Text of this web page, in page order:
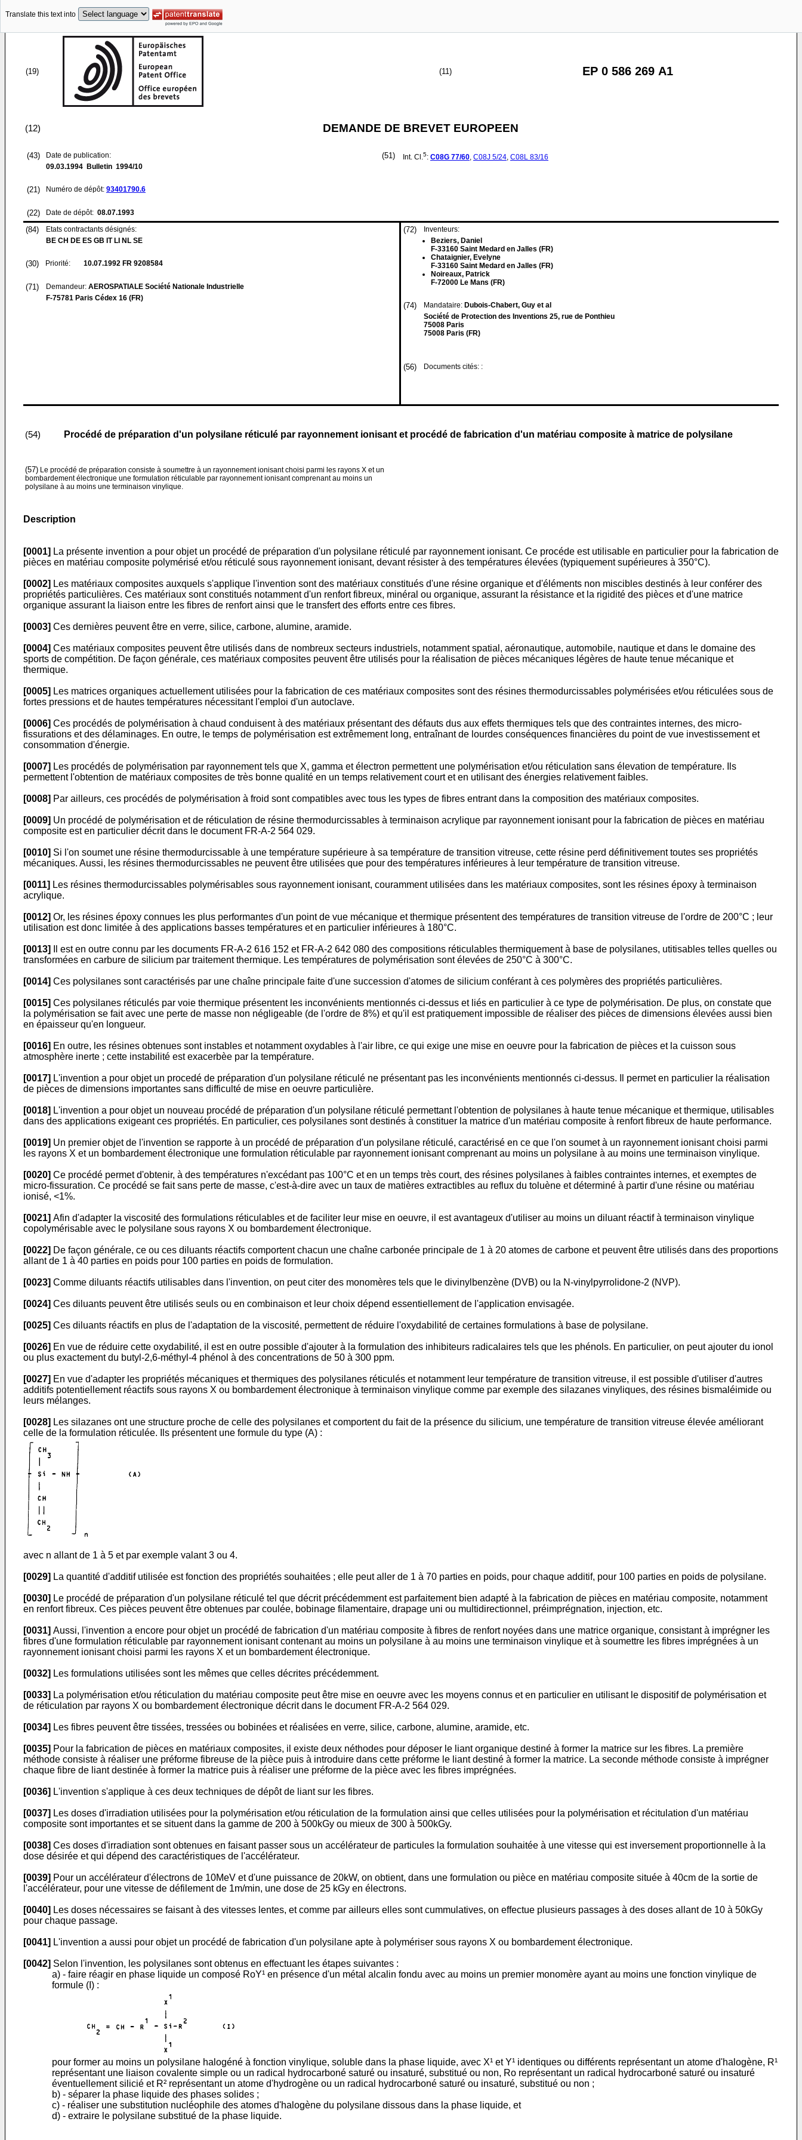
Translate this text into
(19) (11) EP 0 586 269 A1
(12) DEMANDE DE BREVET EUROPEEN
(43)
Date de publication:
09.03.1994 Bulletin 1994/10
(21) Numéro de dépôt: 93401790.6
(22) Date de dépôt: 08.07.1993
(51) Int. Cl.5: C08G 77/60, C08J 5/24, C08L 83/16
(84)
Etats contractants désignés:
BE CH DE ES GB IT LI NL SE
(30) Priorité: 10.07.1992 FR 9208584
(71) Demandeur: AEROSPATIALE Société Nationale Industrielle
F-75781 Paris Cédex 16 (FR)
(72)
Inventeurs:
Beziers, Daniel
F-33160 Saint Medard en Jalles (FR)
Chataignier, Evelyne
F-33160 Saint Medard en Jalles (FR)
Noireaux, Patrick
F-72000 Le Mans (FR)
(74) Mandataire: Dubois-Chabert, Guy et al
Société de Protection des Inventions 25, rue de Ponthieu
75008 Paris
75008 Paris (FR)
(56) Documents cités: :
(54) Procédé de préparation d'un polysilane réticulé par rayonnement ionisant et procédé de fabrication d'un matériau composite à matrice de polysilane
(57) Le procédé de préparation consiste à soumettre à un rayonnement ionisant choisi parmi les rayons X et un
bombardement électronique une formulation réticulable par rayonnement ionisant comprenant au moins un
polysilane à au moins une terminaison vinylique.
Description
[0001] La présente invention a pour objet un procédé de préparation d'un polysilane réticulé par rayonnement ionisant. Ce procéde est utilisable en particulier pour la fabrication de
pièces en matériau composite polymérisé et/ou réticulé sous rayonnement ionisant, devant résister à des températures élevées (typiquement supérieures à 350°C).
[0002] Les matériaux composites auxquels s'applique l'invention sont des matériaux constitués d'une résine organique et d'éléments non miscibles destinés à leur conférer des
propriétés particulières. Ces matériaux sont constitués notamment d'un renfort fibreux, minéral ou organique, assurant la résistance et la rigidité des pièces et d'une matrice
organique assurant la liaison entre les fibres de renfort ainsi que le transfert des efforts entre ces fibres.
[0003] Ces dernières peuvent être en verre, silice, carbone, alumine, aramide.
[0004] Ces matériaux composites peuvent être utilisés dans de nombreux secteurs industriels, notamment spatial, aéronautique, automobile, nautique et dans le domaine des
sports de compétition. De façon générale, ces matériaux composites peuvent être utilisés pour la réalisation de pièces mécaniques légères de haute tenue mécanique et
thermique.
[0005] Les matrices organiques actuellement utilisées pour la fabrication de ces matériaux composites sont des résines thermodurcissables polymérisées et/ou réticulées sous de
fortes pressions et de hautes températures nécessitant l'emploi d'un autoclave.
[0006] Ces procédés de polymérisation à chaud conduisent à des matériaux présentant des défauts dus aux effets thermiques tels que des contraintes internes, des micro-
fissurations et des délaminages. En outre, le temps de polymérisation est extrêmement long, entraînant de lourdes conséquences financières du point de vue investissement et
consommation d'énergie.
[0007] Les procédés de polymérisation par rayonnement tels que X, gamma et électron permettent une polymérisation et/ou réticulation sans élevation de température. Ils
permettent l'obtention de matériaux composites de très bonne qualité en un temps relativement court et en utilisant des énergies relativement faibles.
[0008] Par ailleurs, ces procédés de polymérisation à froid sont compatibles avec tous les types de fibres entrant dans la composition des matériaux composites.
[0009] Un procédé de polymérisation et de réticulation de résine thermodurcissables à terminaison acrylique par rayonnement ionisant pour la fabrication de pièces en matériau
composite est en particulier décrit dans le document FR-A-2 564 029.
[0010] Si l'on soumet une résine thermodurcissable à une température supérieure à sa température de transition vitreuse, cette résine perd définitivement toutes ses propriétés
mécaniques. Aussi, les résines thermodurcissables ne peuvent être utilisées que pour des températures inférieures à leur température de transition vitreuse.
[0011] Les résines thermodurcissables polymérisables sous rayonnement ionisant, couramment utilisées dans les matériaux composites, sont les résines époxy à terminaison
acrylique.
[0012] Or, les résines époxy connues les plus performantes d'un point de vue mécanique et thermique présentent des températures de transition vitreuse de l'ordre de 200°C ; leur
utilisation est donc limitée à des applications basses températures et en particulier inférieures à 180°C.
[0013]
Il est en outre connu par les documents FR-A-2 616 152 et FR-A-2 642 080 des compositions réticulables thermiquement à base de polysilanes, utitisables telles quelles ou
transformées en carbure de silicium par traitement thermique. Les températures de polymérisation sont élevées de 250°C à 300°C.
[0014] Ces polysilanes sont caractérisés par une chaîne principale faite d'une succession d'atomes de silicium conférant à ces polymères des propriétés particulières.
[0015] Ces polysilanes réticulés par voie thermique présentent les inconvénients mentionnés ci-dessus et liés en particulier à ce type de polymérisation. De plus, on constate que
la polymérisation se fait avec une perte de masse non négligeable (de l'ordre de 8%) et qu'il est pratiquement impossible de réaliser des pièces de dimensions élevées aussi bien
en épaisseur qu'en longueur.
[0016] En outre, les résines obtenues sont instables et notamment oxydables à l'air libre, ce qui exige une mise en oeuvre pour la fabrication de pièces et la cuisson sous
atmosphère inerte ; cette instabilité est exacerbèe par la température.
[0017] L'invention a pour objet un procedé de préparation d'un polysilane réticulé ne présentant pas les inconvénients mentionnés ci-dessus. Il permet en particulier la réalisation
de pièces de dimensions importantes sans difficulté de mise en oeuvre particulière.
[0018] L'invention a pour objet un nouveau procédé de préparation d'un polysilane réticulé permettant l'obtention de polysilanes à haute tenue mécanique et thermique, utilisables
dans des applications exigeant ces propriétés. En particulier, ces polysilanes sont destinés à constituer la matrice d'un matériau composite à renfort fibreux de haute performance.
[0019] Un premier objet de l'invention se rapporte à un procédé de préparation d'un polysilane réticulé, caractérisé en ce que l'on soumet à un rayonnement ionisant choisi parmi
les rayons X et un bombardement électronique une formulation réticulable par rayonnement ionisant comprenant au moins un polysilane à au moins une terminaison vinylique.
[0020] Ce procédé permet d'obtenir, à des températures n'excédant pas 100°C et en un temps très court, des résines polysilanes à faibles contraintes internes, et exemptes de
micro-fissuration. Ce procédé se fait sans perte de masse, c'est-à-dire avec un taux de matières extractibles au reflux du toluène et déterminé à partir d'une résine ou matériau
ionisé, <1%.
[0021] Afin d'adapter la viscosité des formulations réticulables et de faciliter leur mise en oeuvre, il est avantageux d'utiliser au moins un diluant réactif à terminaison vinylique
copolymérisable avec le polysilane sous rayons X ou bombardement électronique.
[0022] De façon générale, ce ou ces diluants réactifs comportent chacun une chaîne carbonée principale de 1 à 20 atomes de carbone et peuvent être utilisés dans des proportions
allant de 1 à 40 parties en poids pour 100 parties en poids de formulation.
[0023] Comme diluants réactifs utilisables dans l'invention, on peut citer des monomères tels que le divinylbenzène (DVB) ou la N-vinylpyrrolidone-2 (NVP).
[0024] Ces diluants peuvent être utilisés seuls ou en combinaison et leur choix dépend essentiellement de l'application envisagée.
[0025] Ces diluants réactifs en plus de l'adaptation de la viscosité, permettent de réduire l'oxydabilité de certaines formulations à base de polysilane.
[0026] En vue de réduire cette oxydabilité, il est en outre possible d'ajouter à la formulation des inhibiteurs radicalaires tels que les phénols. En particulier, on peut ajouter du ionol
ou plus exactement du butyl-2,6-méthyl-4 phénol à des concentrations de 50 à 300 ppm.
[0027] En vue d'adapter les propriétés mécaniques et thermiques des polysilanes réticulés et notamment leur température de transition vitreuse, il est possible d'utiliser d'autres
additifs potentiellement réactifs sous rayons X ou bombardement électronique à terminaison vinylique comme par exemple des silazanes vinyliques, des résines bismaléimide ou
leurs mélanges.
[0028] Les silazanes ont une structure proche de celle des polysilanes et comportent du fait de la présence du silicium, une température de transition vitreuse élevée améliorant
celle de la formulation réticulée. Ils présentent une formule du type (A) :
avec n allant de 1 à 5 et par exemple valant 3 ou 4.
[0029] La quantité d'additif utilisée est fonction des propriétés souhaitées ; elle peut aller de 1 à 70 parties en poids, pour chaque additif, pour 100 parties en poids de polysilane.
[0030] Le procédé de préparation d'un polysilane réticulé tel que décrit précédemment est parfaitement bien adapté à la fabrication de pièces en matériau composite, notamment
en renfort fibreux. Ces pièces peuvent être obtenues par coulée, bobinage filamentaire, drapage uni ou multidirectionnel, préimprégnation, injection, etc.
[0031] Aussi, l'invention a encore pour objet un procédé de fabrication d'un matériau composite à fibres de renfort noyées dans une matrice organique, consistant à imprégner les
fibres d'une formulation réticulable par rayonnement ionisant contenant au moins un polysilane à au moins une terminaison vinylique et à soumettre les fibres imprégnées à un
rayonnement ionisant choisi parmi les rayons X et un bombardement électronique.
[0032] Les formulations utilisées sont les mêmes que celles décrites précédemment.
[0033] La polymérisation et/ou réticulation du matériau composite peut être mise en oeuvre avec les moyens connus et en particulier en utilisant le dispositif de polymérisation et
de réticulation par rayons X ou bombardement électronique décrit dans le document FR-A-2 564 029.
[0034] Les fibres peuvent être tissées, tressées ou bobinées et réalisées en verre, silice, carbone, alumine, aramide, etc.
[0035] Pour la fabrication de pièces en matériaux composites, il existe deux néthodes pour déposer le liant organique destiné à former la matrice sur les fibres. La première
méthode consiste à réaliser une préforme fibreuse de la pièce puis à introduire dans cette préforme le liant destiné à former la matrice. La seconde méthode consiste à imprégner
chaque fibre de liant destinée à former la matrice puis à réaliser une préforme de la pièce avec les fibres imprégnées.
[0036] L'invention s'applique à ces deux techniques de dépôt de liant sur les fibres.
[0037] Les doses d'irradiation utilisées pour la polymérisation et/ou réticulation de la formulation ainsi que celles utilisées pour la polymérisation et récitulation d'un matériau
composite sont importantes et se situent dans la gamme de 200 à 500kGy ou mieux de 300 à 500kGy.
[0038] Ces doses d'irradiation sont obtenues en faisant passer sous un accélérateur de particules la formulation souhaitée à une vitesse qui est inversement proportionnelle à la
dose désirée et qui dépend des caractéristiques de l'accélérateur.
[0039] Pour un accélérateur d'électrons de 10MeV et d'une puissance de 20kW, on obtient, dans une formulation ou pièce en matériau composite située à 40cm de la sortie de
l'accélérateur, pour une vitesse de défilement de 1m/min, une dose de 25 kGy en électrons.
[0040] Les doses nécessaires se faisant à des vitesses lentes, et comme par ailleurs elles sont cummulatives, on effectue plusieurs passages à des doses allant de 10 à 50kGy
pour chaque passage.
[0041] L'invention a aussi pour objet un procédé de fabrication d'un polysilane apte à polymériser sous rayons X ou bombardement électronique.
[0042] Selon l'invention, les polysilanes sont obtenus en effectuant les étapes suivantes :
a) - faire réagir en phase liquide un composé RoY¹ en présence d'un métal alcalin fondu avec au moins un premier monomère ayant au moins une fonction vinylique de
formule (I) :
pour former au moins un polysilane halogéné à fonction vinylique, soluble dans la phase liquide, avec X¹ et Y¹ identiques ou différents représentant un atome d'halogène, R¹
représentant une liaison covalente simple ou un radical hydrocarboné saturé ou insaturé, substitué ou non, Ro représentant un radical hydrocarboné saturé ou insaturé
éventuellement silicié et R² représentant un atome d'hydrogène ou un radical hydrocarboné saturé ou insaturé, substitué ou non ;
b) - séparer la phase liquide des phases solides ;
c) - réaliser une substitution nucléophile des atomes d'halogène du polysilane dissous dans la phase liquide, et
d) - extraire le polysilane substitué de la phase liquide.